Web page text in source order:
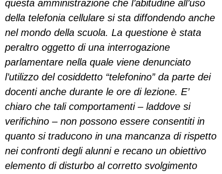
questa amministrazione che l’abitudine all’uso
della telefonia cellulare si sta diffondendo anche
nel mondo della scuola. La questione è stata
peraltro oggetto di una interrogazione
parlamentare nella quale viene denunciato
l’utilizzo del cosiddetto “telefonino” da parte dei
docenti anche durante le ore di lezione. E’
chiaro che tali comportamenti – laddove si
verifichino – non possono essere consentiti in
quanto si traducono in una mancanza di rispetto
nei confronti degli alunni e recano un obiettivo
elemento di disturbo al corretto svolgimento